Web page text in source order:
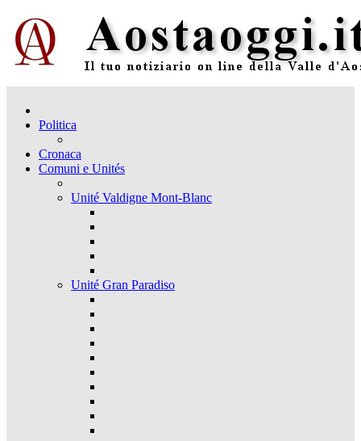
Politica
Cronaca
Comuni e Unités
Unité Valdigne Mont-Blanc
Unité Gran Paradiso